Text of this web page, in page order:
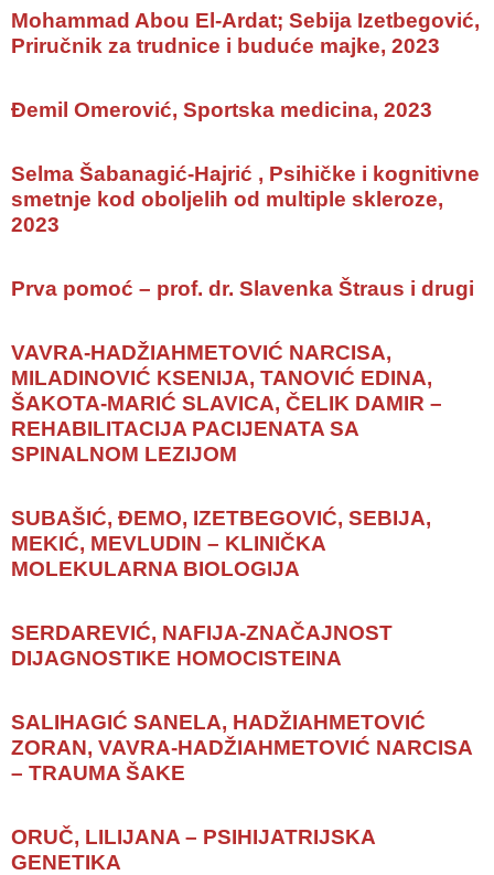
Mohammad Abou El-Ardat; Sebija Izetbegović,
Priručnik za trudnice i buduće majke, 2023
Đemil Omerović, Sportska medicina, 2023
Selma Šabanagić-Hajrić , Psihičke i kognitivne
smetnje kod oboljelih od multiple skleroze,
2023
Prva pomoć – prof. dr. Slavenka Štraus i drugi
VAVRA-HADŽIAHMETOVIĆ NARCISA,
MILADINOVIĆ KSENIJA, TANOVIĆ EDINA,
ŠAKOTA-MARIĆ SLAVICA, ČELIK DAMIR –
REHABILITACIJA PACIJENATA SA
SPINALNOM LEZIJOM
SUBAŠIĆ, ĐEMO, IZETBEGOVIĆ, SEBIJA,
MEKIĆ, MEVLUDIN – KLINIČKA
MOLEKULARNA BIOLOGIJA
SERDAREVIĆ, NAFIJA-ZNAČAJNOST
DIJAGNOSTIKE HOMOCISTEINA
SALIHAGIĆ SANELA, HADŽIAHMETOVIĆ
ZORAN, VAVRA-HADŽIAHMETOVIĆ NARCISA
– TRAUMA ŠAKE
ORUČ, LILIJANA – PSIHIJATRIJSKA
GENETIKA